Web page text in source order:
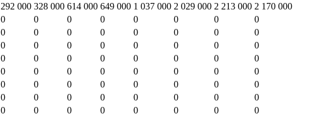
292 000 328 000 614 000 649 000 1 037 000 2 029 000 2 213 000 2 170 000
0 0 0 0 0 0 0
0
0 0 0 0 0 0 0
0
0 0 0 0 0 0 0
0
0 0 0 0 0 0 0
0
0 0 0 0 0 0 0
0
0 0 0 0 0 0 0
0
0 0 0 0 0 0 0
0
0 0 0 0 0 0 0
0